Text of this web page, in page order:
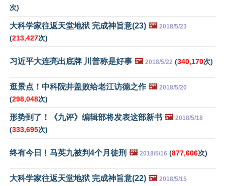
次)
大科学家往返天堂地狱 完成神旨意(23) 🖼️ 2018/5/23
(213,427次)
习近平大连亮出底牌 川普称是好事 🖼️ 2018/5/22 (340,170次)
逛景点！中科院井盖败给老江访德之作 🖼️ 2018/5/20
(298,048次)
形势到了！《九评》编辑部将发表这部新书 🖼️ 2018/5/18
(333,695次)
终有今日﹗马英九被判4个月徒刑 🖼️ 2018/5/16 (877,606次)
大科学家往返天堂地狱 完成神旨意(22) 🖼️ 2018/5/15